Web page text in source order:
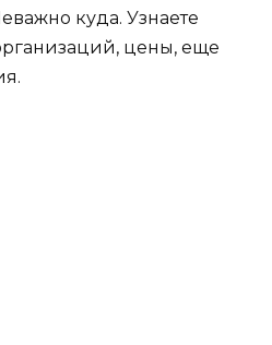
куда. Узнаете
цены, еще